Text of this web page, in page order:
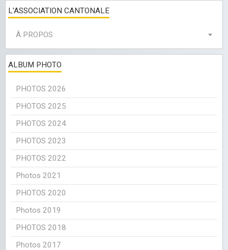
L'ASSOCIATION CANTONALE
À PROPOS
ALBUM PHOTO
PHOTOS 2026
PHOTOS 2025
PHOTOS 2024
PHOTOS 2023
PHOTOS 2022
Photos 2021
PHOTOS 2020
Photos 2019
PHOTOS 2018
Photos 2017